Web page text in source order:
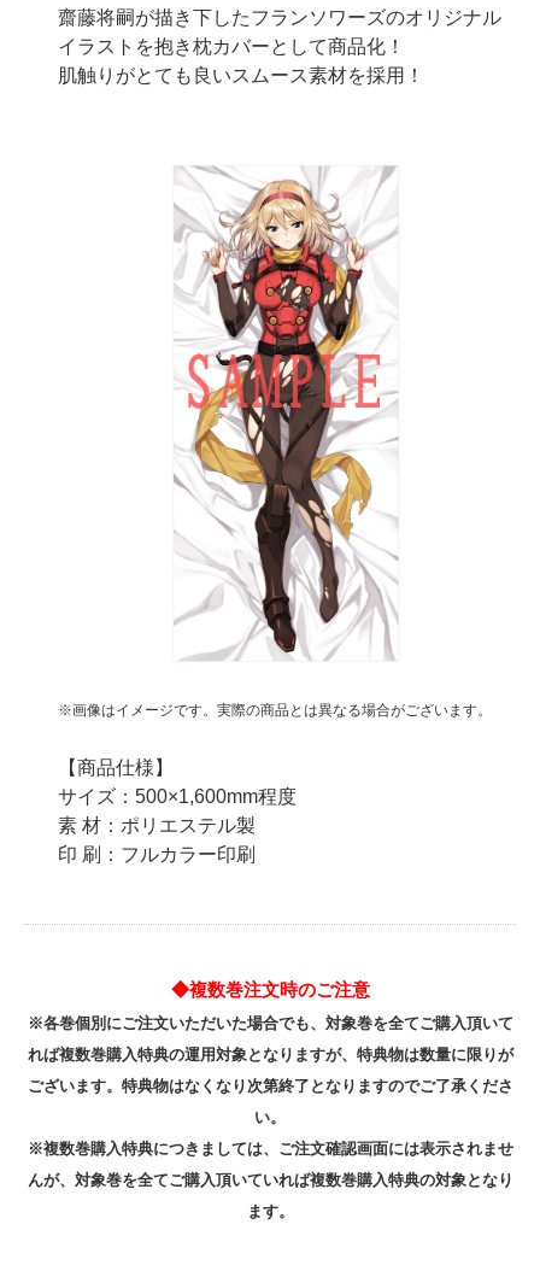
齋藤将嗣が描き下したフランソワーズのオリジナル
イラストを抱き枕カバーとして商品化！
肌触りがとても良いスムース素材を採用！
※画像はイメージです。実際の商品とは異なる場合がございます。
【商品仕様】
サイズ：500×1,600mm程度
素 材：ポリエステル製
印 刷：フルカラー印刷
◆複数巻注文時のご注意
※各巻個別にご注文いただいた場合でも、対象巻を全てご購入頂いて
れば複数巻購入特典の運用対象となりますが、特典物は数量に限りが
ございます。特典物はなくなり次第終了となりますのでご了承くださ
い。
※複数巻購入特典につきましては、ご注文確認画面には表示されませ
んが、対象巻を全てご購入頂いていれば複数巻購入特典の対象となり
ます。